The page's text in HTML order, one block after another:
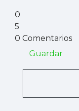
0
5
0 Comentarios
Guardar